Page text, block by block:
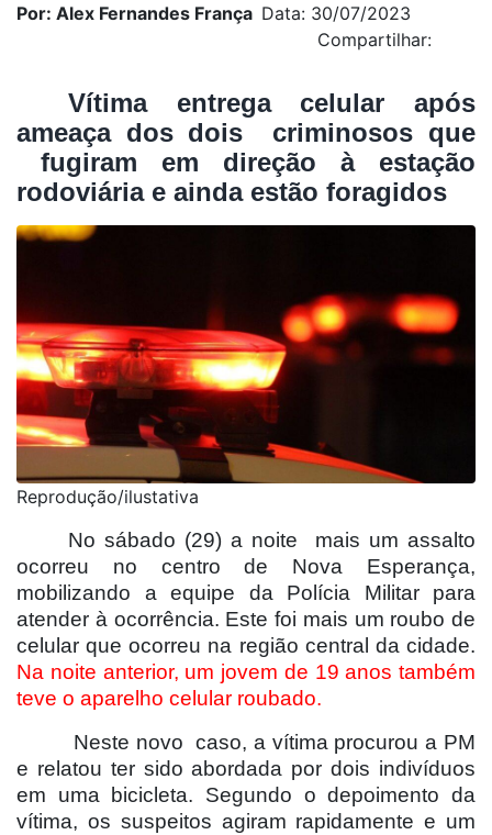
Por: Alex Fernandes França Data: 30/07/2023
Compartilhar:
Vítima entrega celular após
ameaça dos dois
criminosos que
fugiram em direção à estação
rodoviária e ainda estão foragidos
Reprodução/ilustativa
No sábado (29) a noite mais um assalto
ocorreu no centro de Nova Esperança,
mobilizando a equipe da Polícia Militar para
atender à ocorrência. Este foi mais um roubo de
celular que ocorreu na região central da cidade.
Na noite anterior, um jovem de 19 anos também
teve o aparelho celular roubado.
Neste novo caso, a vítima procurou a PM
e relatou ter sido abordada por dois indivíduos
em uma bicicleta. Segundo o depoimento da
vítima, os suspeitos agiram rapidamente e um